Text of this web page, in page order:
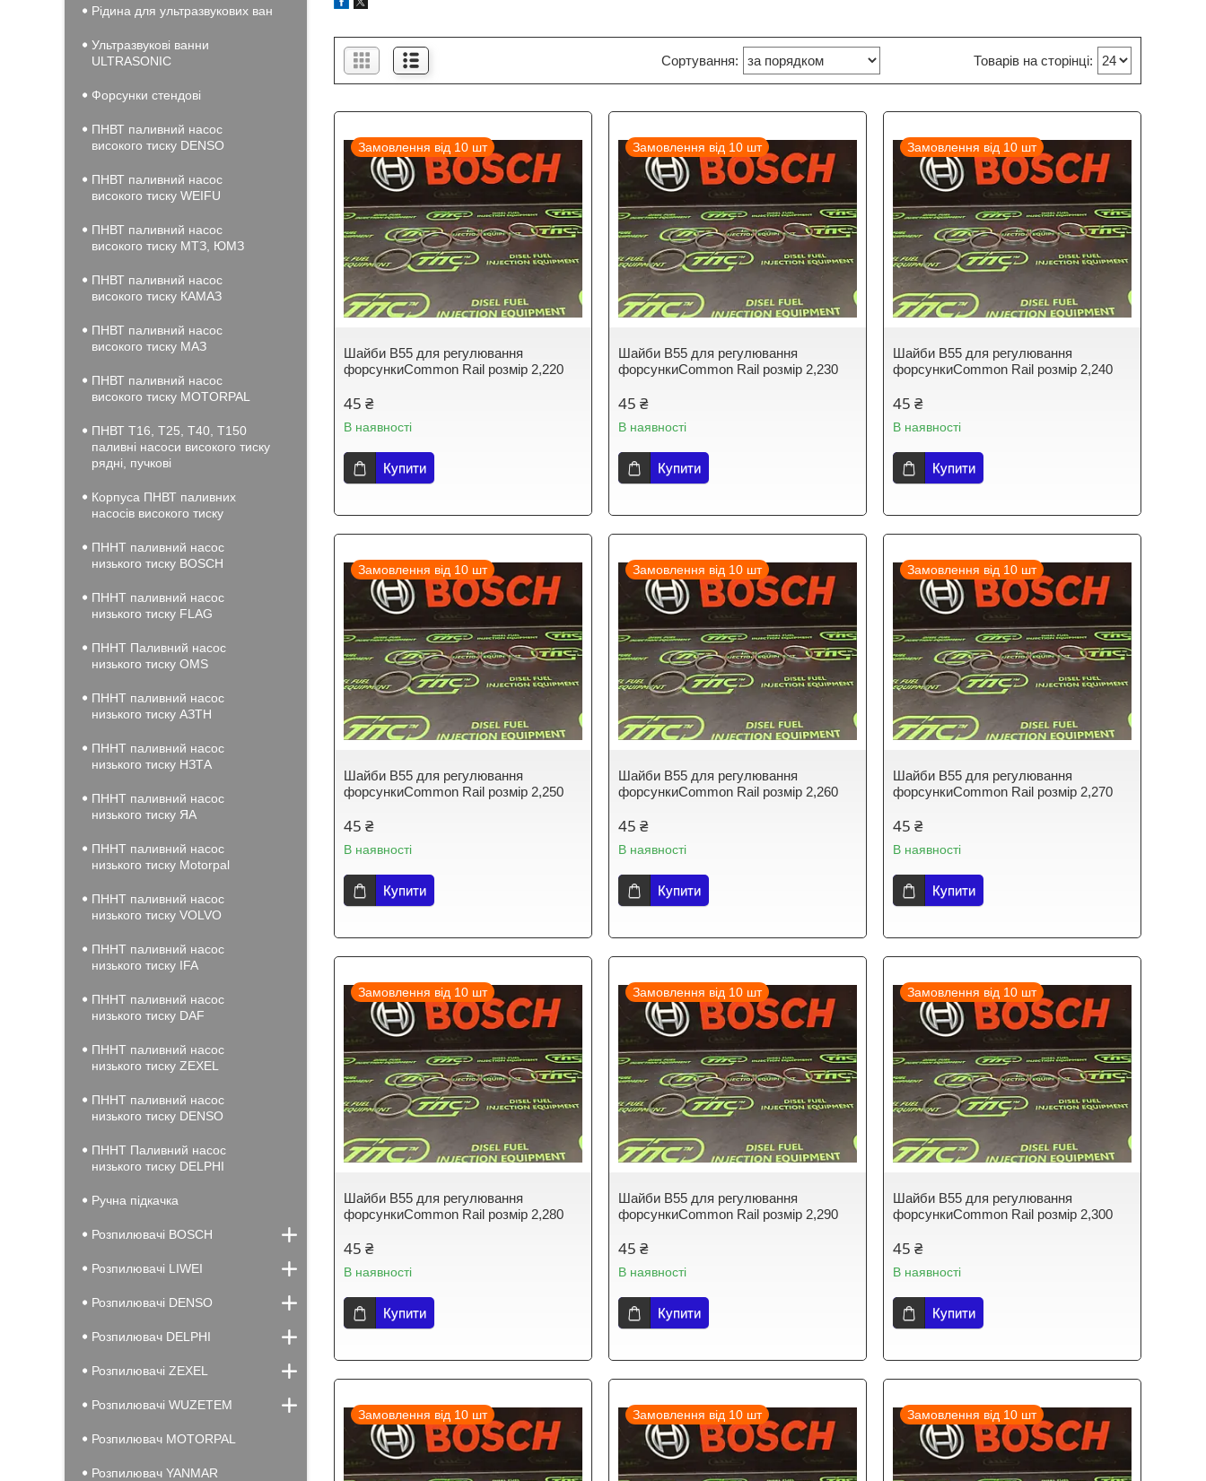
Замовлення від 10 шт
Шайби B55 для регулювання
форсункиCommon Rail розмір 2,220
45 ₴
В наявності
Купити
Замовлення від 10 шт
Шайби B55 для регулювання
форсункиCommon Rail розмір 2,230
45 ₴
В наявності
Купити
Замовлення від 10 шт
Шайби B55 для регулювання
форсункиCommon Rail розмір 2,240
45 ₴
В наявності
Купити
Замовлення від 10 шт
Шайби B55 для регулювання
форсункиCommon Rail розмір 2,250
45 ₴
В наявності
Купити
Замовлення від 10 шт
Шайби B55 для регулювання
форсункиCommon Rail розмір 2,260
45 ₴
В наявності
Купити
Замовлення від 10 шт
Шайби B55 для регулювання
форсункиCommon Rail розмір 2,270
45 ₴
В наявності
Купити
Замовлення від 10 шт
Шайби B55 для регулювання
форсункиCommon Rail розмір 2,280
45 ₴
В наявності
Купити
Замовлення від 10 шт
Шайби B55 для регулювання
форсункиCommon Rail розмір 2,290
45 ₴
В наявності
Купити
Замовлення від 10 шт
Шайби B55 для регулювання
форсункиCommon Rail розмір 2,300
45 ₴
В наявності
Купити
Замовлення від 10 шт Замовлення від 10 шт Замовлення від 10 шт
Рідина для ультразвукових ван
Ультразвукові ванни
ULTRASONIC
Форсунки стендові
ПНВТ паливний насос
високого тиску DENSO
ПНВТ паливний насос
високого тиску WEIFU
ПНВТ паливний насос
високого тиску МТЗ, ЮМЗ
ПНВТ паливний насос
високого тиску КАМАЗ
ПНВТ паливний насос
високого тиску МАЗ
ПНВТ паливний насос
високого тиску MOTORPAL
ПНВТ Т16, Т25, Т40, Т150
паливні насоси високого тиску
рядні, пучкові
Корпуса ПНВТ паливних
насосів високого тиску
ПННТ паливний насос
низького тиску BOSCH
ПННТ паливний насос
низького тиску FLAG
ПННТ Паливний насос
низького тиску OMS
ПННТ паливний насос
низького тиску АЗТН
ПННТ паливний насос
низького тиску НЗТА
ПННТ паливний насос
низького тиску ЯА
ПННТ паливний насос
низького тиску Motorpal
ПННТ паливний насос
низького тиску VOLVO
ПННТ паливний насос
низького тиску IFA
ПННТ паливний насос
низького тиску DAF
ПННТ паливний насос
низького тиску ZEXEL
ПННТ паливний насос
низького тиску DENSO
ПННТ Паливний насос
низького тиску DELPHI
Ручна підкачка
Розпилювачі BOSCH
Розпилювачі LIWEI
Розпилювачі DENSO
Розпилювач DELPHI
Розпилювачі ZEXEL
Розпилювачі WUZETEM
Розпилювач MOTORPAL
Розпилювач YANMAR